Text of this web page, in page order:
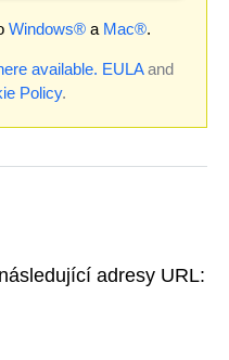
Windows® a Mac®.
available. EULAand
Policy.
adresy URL: